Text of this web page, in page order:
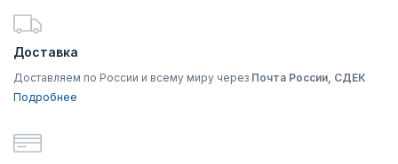
Доставка
Доставляем по России и всему миру через Почта России, СДЕК
Подробнее